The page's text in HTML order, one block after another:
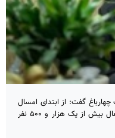
گفت: از ابتدای امسال
یک هزار و ۴۸۰ پروانه کسب صنفی با اشتغال بیش از یک هزار و ۵۰۰ نفر